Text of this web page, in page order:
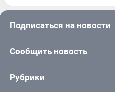
Подписаться на новости
Сообщить новость
Рубрики